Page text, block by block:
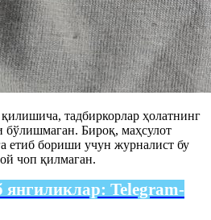
тадбиркорлар ҳолатнинг
Бироқ, маҳсулот
етиб бориши учун журналист бу
чоп қилмаган.
янгиликлар: Telegram-